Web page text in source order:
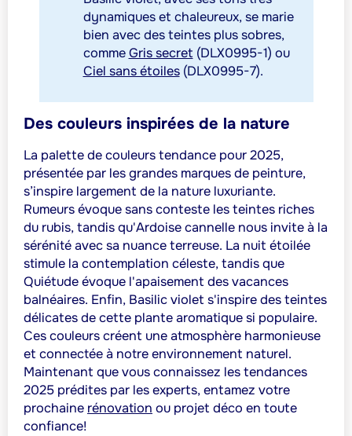
dynamiques et chaleureux, se marie
bien avec des teintes plus sobres,
commeGris secret (DLX0995-1) ou
Ciel sans étoiles (DLX0995-7).
Des couleurs inspirées de la nature
La palette de couleurs tendance pour 2025,
présentée par les grandes marques de peinture,
s’inspire largement de la nature luxuriante.
Rumeurs évoque sans conteste les teintes riches
du rubis, tandis qu'Ardoise cannelle nous invite à la
sérénité avec sa nuance terreuse. La nuit étoilée
stimule la contemplation céleste, tandis que
Quiétude évoque l'apaisement des vacances
balnéaires. Enfin, Basilic violet s'inspire des teintes
délicates de cette plante aromatique si populaire.
Ces couleurs créent une atmosphère harmonieuse
et connectée à notre environnement naturel.
Maintenant que vous connaissez les tendances
2025 prédites par les experts, entamez votre
prochaine rénovation ou projet déco en toute
confiance!